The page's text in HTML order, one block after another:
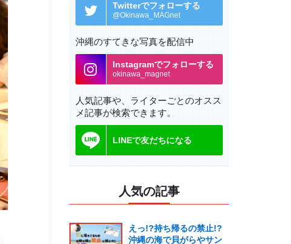
Twitterでフォローする
@Okinawa_MAGnet
沖縄のすてきな写真を配信中
Instagramでフォローする
okinawa_magnet
人気記事や、ライターごとのオスス
メ記事が検索できます。
LINEで友だちになる
人気の記事
えっ!?持ち帰るの禁止!?
沖縄の海で貝がらやサン